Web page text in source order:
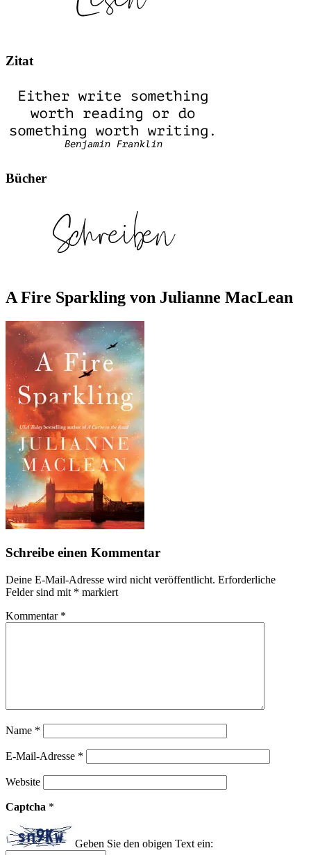
Zitat
Bücher
A Fire Sparkling von Julianne MacLean
Schreibe einen Kommentar
Deine E-Mail-Adresse wird nicht veröffentlicht. Erforderliche
Felder sind mit * markiert
Kommentar *
Name *
E-Mail-Adresse *
Website
Captcha *
Geben Sie den obigen Text ein: